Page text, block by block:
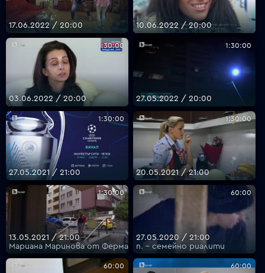
17.06.2022 / 20:00 10.06.2022 / 20:00
1:30:00
03.06.2022 / 20:00
1:30:00
27.05.2022 / 20:00
1:30:00
27.05.2021 / 21:00
1:30:00
20.05.2021 / 21:00
1:30:00
13.05.2021 / 21:00
Мариана Маринова от Фермата
60:00
27.05.2020 / 21:00
п. - семейно риалити
60:00 60:00